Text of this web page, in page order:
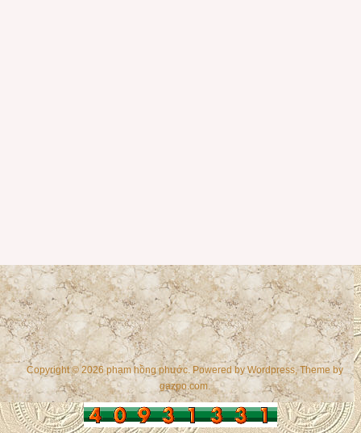
Copyright © 2026 phạm hồng phước. Powered byWordpress, Theme by
gazpo.com.